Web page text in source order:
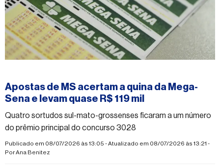
Apostas de MS acertam a quina da Mega-
Sena e levam quase R$ 119 mil
Quatro sortudos sul-mato-grossenses ficaram a um número
do prêmio principal do concurso 3028
Publicado em 08/07/2026 às 13:05 - Atualizado em 08/07/2026 às 13:21 -
PorAna Benitez